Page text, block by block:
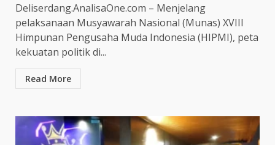
Deliserdang.AnalisaOne.com – Menjelang
pelaksanaan Musyawarah Nasional (Munas) XVIII
Himpunan Pengusaha Muda Indonesia (HIPMI), peta
kekuatan politik di...
Read More